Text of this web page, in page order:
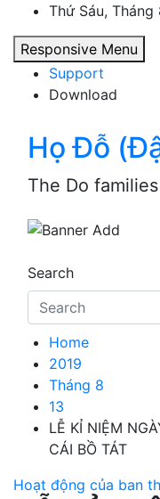
content
Thứ Sáu, Tháng
Responsive Menu
Support
Download
Họ Đỗ
The Do
Search
Home
2019
Tháng 8
13
LỄ KỈ NIỆM
CÁI BỒ TÁT
Hoạt động của ban